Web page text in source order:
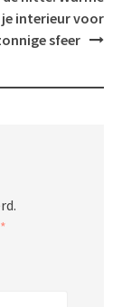
je interieur voor
sfeer
*